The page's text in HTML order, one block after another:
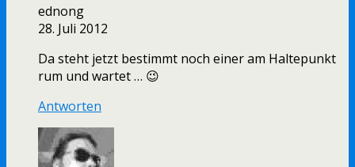
ednong
28. Juli 2012
Da steht jetzt bestimmt noch einer am Haltepunkt
rum und wartet … 😉
Antworten